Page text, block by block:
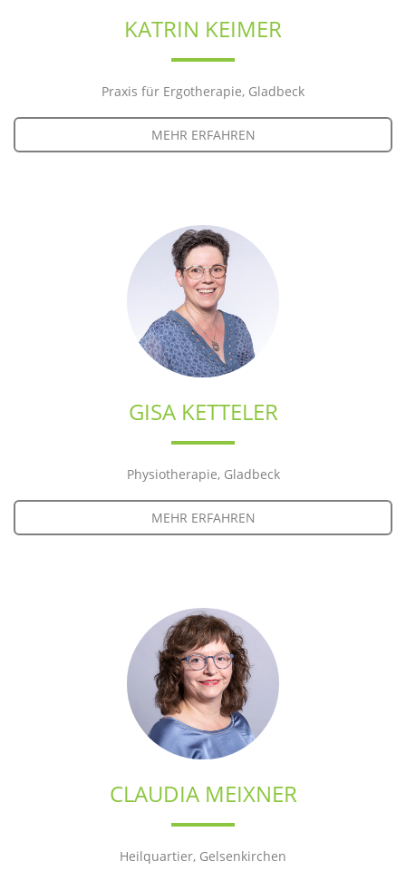
KATRIN KEIMER
Praxis für Ergotherapie, Gladbeck
MEHR ERFAHREN
GISA KETTELER
Physiotherapie, Gladbeck
MEHR ERFAHREN
CLAUDIA MEIXNER
Heilquartier, Gelsenkirchen